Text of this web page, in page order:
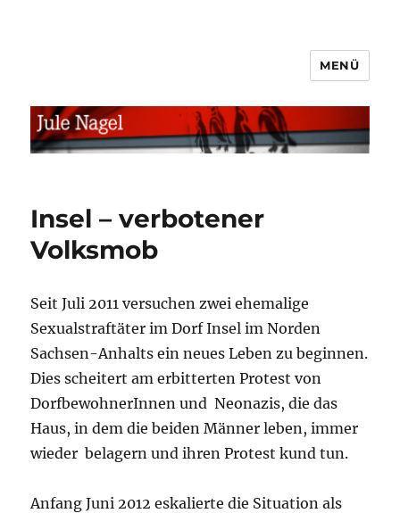
MENÜ
Insel – verbotener
Volksmob
Seit Juli 2011 versuchen zwei ehemalige
Sexualstraftäter im Dorf Insel im Norden
Sachsen-Anhalts ein neues Leben zu beginnen.
Dies scheitert am erbitterten Protest von
DorfbewohnerInnen und Neonazis, die das
Haus, in dem die beiden Männer leben, immer
wieder belagern und ihren Protest kund tun.
Anfang Juni 2012 eskalierte die Situation als